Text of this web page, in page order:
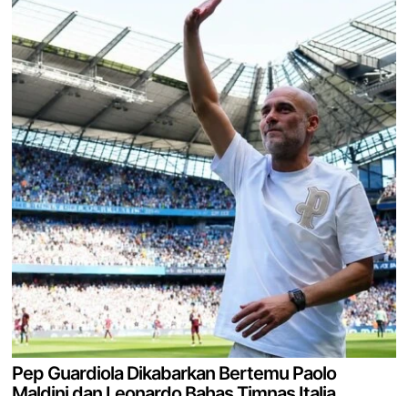
Pep Guardiola Dikabarkan Bertemu Paolo